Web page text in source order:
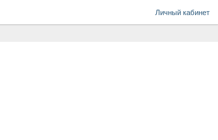
Личный кабинет